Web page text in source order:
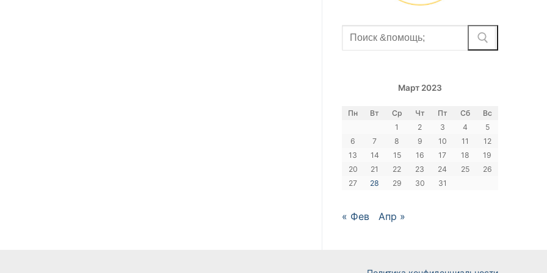
Найти:
Март 2023
Пн Вт Ср Чт Пт Сб
Вс
1
2 3 4
5
6
7 8 9 10 11
12
13
14 15 16 17 18
19
20
21 22 23 24 25
26
27
28 29 30 31
« Фев Апр »